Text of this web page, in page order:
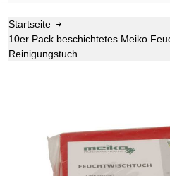
Startseite
10er Pack beschichtetes Meiko
Reinigungstuch